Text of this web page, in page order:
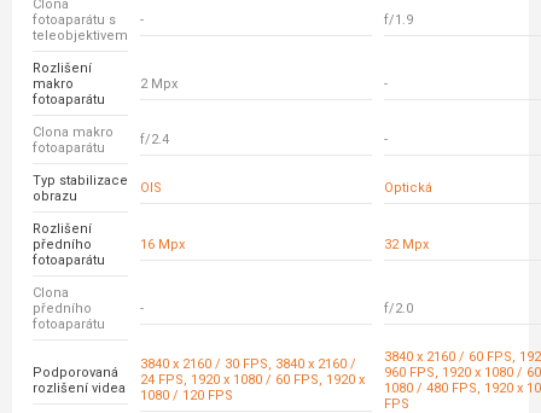
Clona
fotoaparátu s
teleobjektivem
- f/1.9
Rozlišení
makro
fotoaparátu
2 Mpx -
Clona makro
fotoaparátu
f/2.4 -
Typ stabilizace
obrazu
OIS Optická
Rozlišení
předního
fotoaparátu
16 Mpx 32 Mpx
Clona
předního
fotoaparátu
- f/2.0
Podporovaná
rozlišení videa
3840 x 2160 / 30 FPS, 3840 x 2160 /
24 FPS, 1920 x 1080 / 60 FPS, 1920 x
1080 / 120 FPS
3840 x 2160 / 60 FPS,
960 FPS, 1920 x 1080 /
1080 / 480 FPS, 1920 x
FPS